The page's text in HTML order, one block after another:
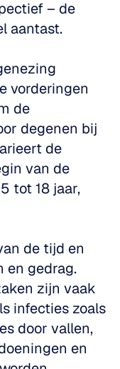
– de
aantast.
vorderingen
de
degenen bij
de
van de
tot 18 jaar,
de tijd en
en gedrag.
zijn vaak
infecties zoals
door vallen,
en